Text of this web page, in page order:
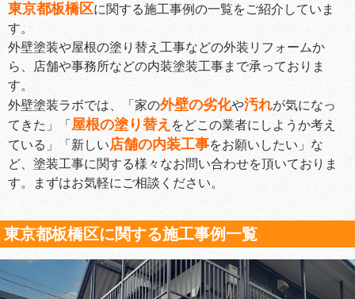
東京都板橋区に関する施工事例の一覧をご紹介していま
す。
外壁塗装や屋根の塗り替え工事などの外装リフォームか
ら、店舗や事務所などの内装塗装工事まで承っておりま
す。
外壁塗装ラボでは、「家の外壁の劣化や汚れが気になっ
てきた」「 屋根の塗り替え をどこの業者にしようか考え
ている」「新しい店舗の内装工事をお願いしたい」な
ど、塗装工事に関する様々なお問い合わせを頂いておりま
す。まずはお気軽にご相談ください。
東京都板橋区に関する施工事例一覧